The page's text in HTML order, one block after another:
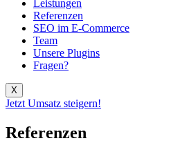
Leistungen
Referenzen
SEO im E-Commerce
Team
Unsere Plugins
Fragen?
X
Jetzt Umsatz steigern!
Referenzen